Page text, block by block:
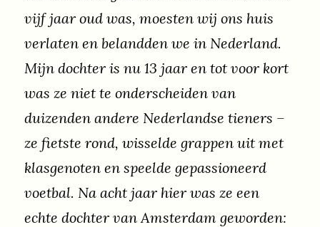
vijf jaar oud was, moesten wij ons huis
verlaten en belandden we in Nederland.
Mijn dochter is nu 13 jaar en tot voor kort
was ze niet te onderscheiden van
duizenden andere Nederlandse tieners –
ze fietste rond, wisselde grappen uit met
klasgenoten en speelde gepassioneerd
voetbal. Na acht jaar hier was ze een
echte dochter van Amsterdam geworden: